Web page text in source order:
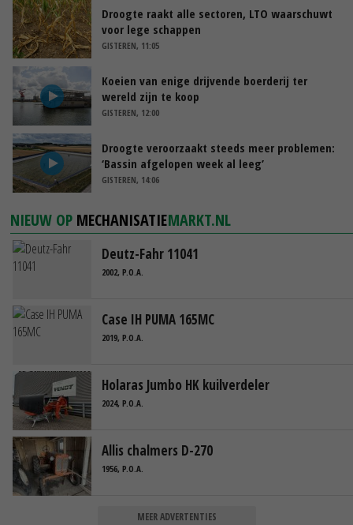
Droogte raakt alle sectoren, LTO waarschuwt
voor lege schappen
GISTEREN, 11:05
Koeien van enige drijvende boerderij ter
wereld zijn te koop
GISTEREN, 12:00
Droogte veroorzaakt steeds meer problemen:
‘Bassin afgelopen week al leeg’
GISTEREN, 14:06
NIEUW OP MECHANISATIEMARKT.NL
Deutz-Fahr 11041
2002, P.O.A.
Case IH PUMA 165MC
2019, P.O.A.
Holaras Jumbo HK kuilverdeler
2024, P.O.A.
Allis chalmers D-270
1956, P.O.A.
MEER ADVERTENTIES